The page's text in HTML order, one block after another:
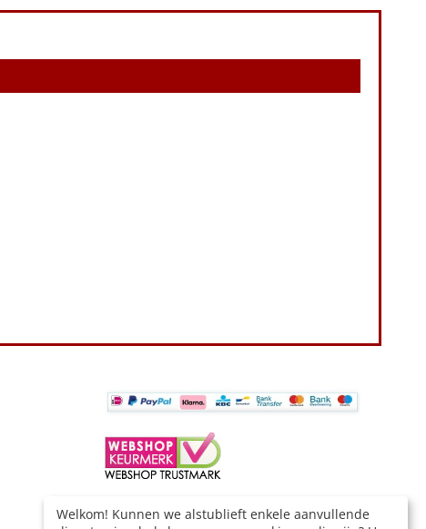
BESTELLING HERROEPEN
Welkom! Kunnen we alstublieft enkele aanvullende